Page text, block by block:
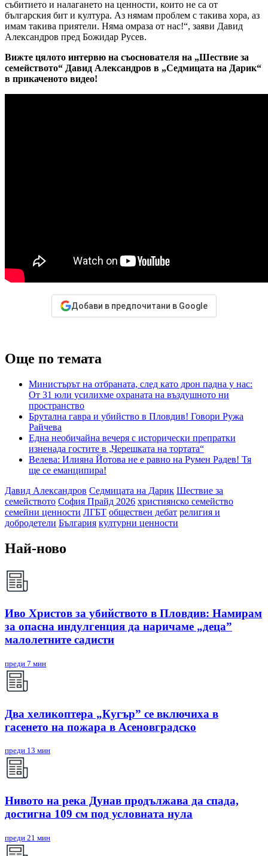
събитието и налагането на ценности, които не са от
българския бит и култура. Аз нямам проблем с такива хора, аз
имам такива приятели. Няма омраза от нас!“, заяви Давид
Александров пред Божидар Русев.
Вижте цялото интервю на съоснователя на „Шествие за
семейството“ Давид Александров в „Седмицата на Дарик“
в прикаченото видео!
Добави в предпочитани в Google
Още по темата
Министърът на отбраната, след като дрон падна у нас:
От 31 юли усилихме охраната на въздушното ни
пространство
Брутална гавра и убийство в Пловдив! Говори Ружа
Райчева
Една необичайна вечеря с исторически препратки
изненада гостите в „Черешката на тортата“
Велева: Илияна Йотова не е равно на Румен Радев! Тя
ще се еманципира!
Давид Александров Седмицата на Дарик Шествие за
семейството София Прайд 2026 християнско семейство
семейни ценности ЛГБТ обществен дебат религия и
добродетели България културни ценности
Най-ново
Иво Христов за убийството в Пловдив: Намирам
за опасна индулгенция да наричаме „деца”
малолетните садисти
преди 7 мин
Два хеликоптера „Кугър” се включиха в
гасенето на пожара в Асеновградско
преди 13 мин
Нивото на река Дунав продължава да спада,
достигна 109 см под условната нула
преди 21 мин